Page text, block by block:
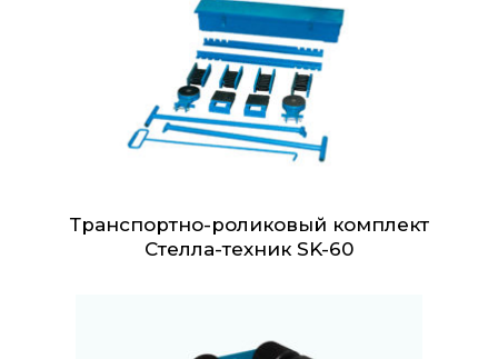
Транспортно-роликовый комплект
Стелла-техник SK-60